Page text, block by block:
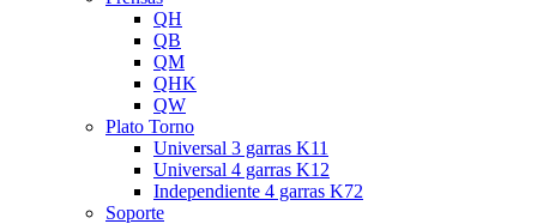
QH
QB
QM
QHK
QW
Plato Torno
Universal 3 garras K11
Universal 4 garras K12
Independiente 4 garras K72
Soporte